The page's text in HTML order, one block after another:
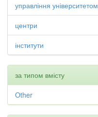
управління університетом
центри
інститути
за типом вмісту
Other